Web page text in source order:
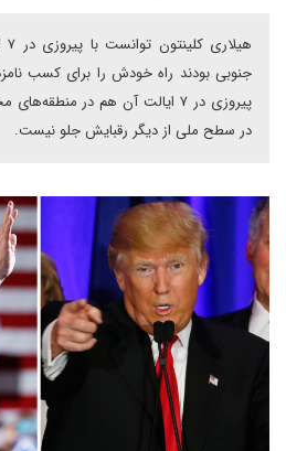
جنوبی بودند راه خودش را برای کسب
پیروزی در ۷ ایالت آن هم در
در سطح ملی از دیگر رقبایش جلو نیست.